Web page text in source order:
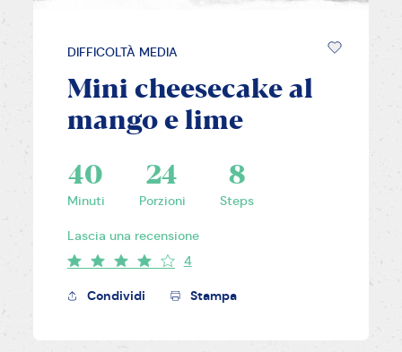
DIFFICOLTÀ MEDIA
Mini cheesecake al
mango e lime
40
Minuti
24
Porzioni
8
Steps
Lascia una recensione
4
Condividi Stampa